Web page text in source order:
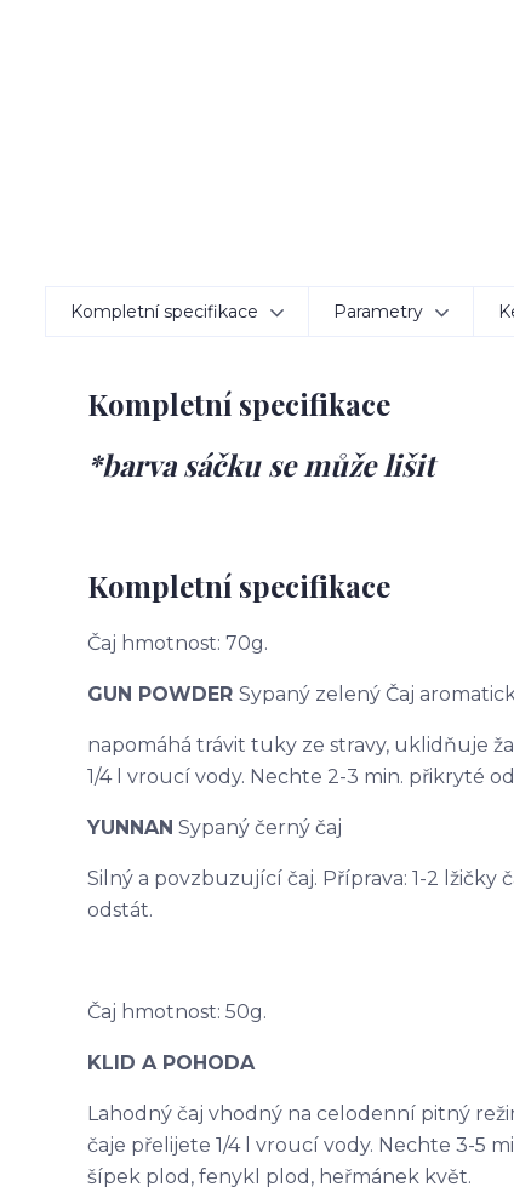
Kompletní specifikace Parametry
Kompletní specifikace
*barva sáčku se může lišit
Kompletní specifikace
Čaj hmotnost: 70g.
GUN POWDER Sypaný zelený Čaj
napomáhá trávit tuky ze stravy, uklidňuje
1/4 l vroucí vody. Nechte 2-3 min. přikryté
YUNNAN Sypaný černý čaj
Silný a povzbuzující čaj. Příprava: 1-2
odstát.
Čaj hmotnost: 50g.
KLID A POHODA
Lahodný čaj vhodný na celodenní pitný
čaje přelijete 1/4 l vroucí vody. Nechte 3-5
šípek plod, fenykl plod, heřmánek květ.